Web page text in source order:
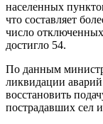
населенных
что составляет
число
достигло 54.
По данным
ликвидации
восстановить
пострадавших сел